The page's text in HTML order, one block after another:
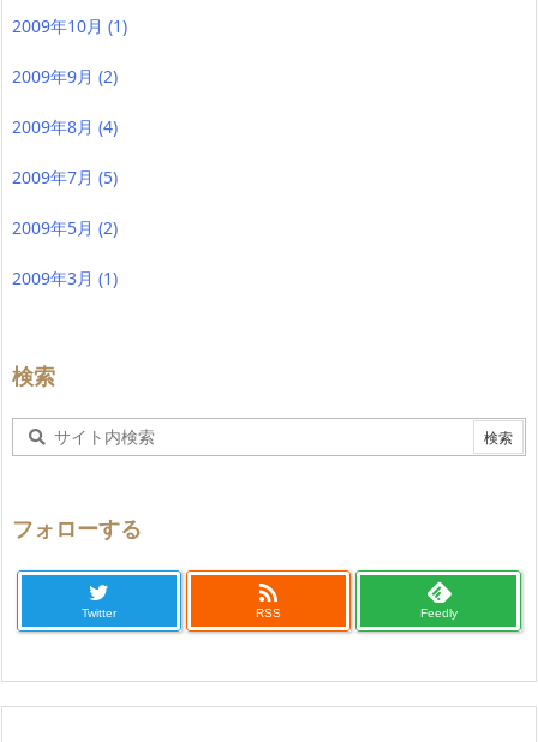
2009年10月 (1)
2009年9月 (2)
2009年8月 (4)
2009年7月 (5)
2009年5月 (2)
2009年3月 (1)
検索
フォローする
Twitter

RSS Feedly